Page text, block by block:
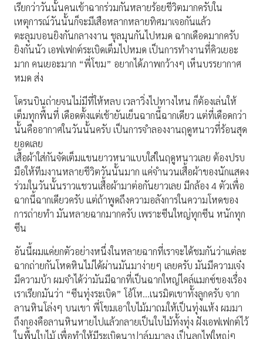
เรียกว่าวันนั้นคนเข้าฉากร่วมกันหลายร้อยชีวิตมากครับใน
เหตุการณ์วันนั้นก็จะมีเสือหลากหลายทิศมาเจอกันแล้ว
ตะลุมบอนยิงกันกลางงาน ชุลมุนกันไปหมด ฉากเดือดมากครับ
ยิงกันนัว เอฟเฟกต์ระเบิดเต็มไปหมด เป็นการทำงานที่คิวเยอะ
มาก คนเยอะมาก “พี่โขม” อยากได้ภาพกว้างๆ เห็นบรรยากาศ
หมด ส่ง
โดรนบินถ่ายจนไม่มีที่ให้หลบ เวลาวิ่งไปทางไหน ก็ต้องเล่นให้
เต็มทุกพื้นที่ เดือดตั้งแต่เช้ายันเย็นฉากนี้ฉากเดียว แต่ที่เดือดกว่า
นั้นคืออากาศในวันนั้นครับ เป็นการจำลองงานฤดูหนาวที่ร้อนสุด
ยอดเลย
เสื้อผ้าใส่กันจัดเต็มแขนยาวหนาแบบใส่ในฤดูหนาวเลย ต้องปรบ
มือให้ทีมงานหลายชีวิตวันนั้นมาก แค่จำนวนเสื้อผ้าของนักแสดง
ร่วมในวันนั้นราวแชวนเสื้อผ้ามาต่อกันยาวเลย มีกล้อง 4 ตัวเพื่อ
ฉากนี้ฉากเดียวครับ แต่ถ้าพูดถึงความอลังการในความโหดของ
การถ่ายทำ มันหลายฉากมากครับ เพราะซีนใหญ่ทุกซีน หนักทุก
ซีน
อันนี้ผมแค่ยกตัวอย่างหนึ่งในหลายฉากที่เราจะได้ชมกันว่าแต่ละ
ฉากถ่ายกันโหดหินไม่ได้ผ่านมันมาง่ายๆ เลยครับ มันมีความเจ๋ง
มีความบ้า ผมจำได้ว่ามันมีฉากที่เป็นฉากใหญ่ไคล์แมกซ์ของเรื่อง
เราเรียกมันว่า “ซีนทุ่งระเบิด” โอ้โห…เนรมิตเขาทั้งลูกครับ จาก
ลานหินโล่งๆ บนเขา พี่โขมเอาใบไม้มาถมให้เป็นทุ่งแห้ง ผมมา
ถึงกองคือลานหินหายไปแล้วกลายเป็นใบไม้ทั้งทุ่ง ฝังเอฟเฟกต์ไว้
ในพื้นใบไม้ เพื่อทำให้มีระเบิดนาปาล์มมาลง เป็นลูกไฟใหญ่ๆ